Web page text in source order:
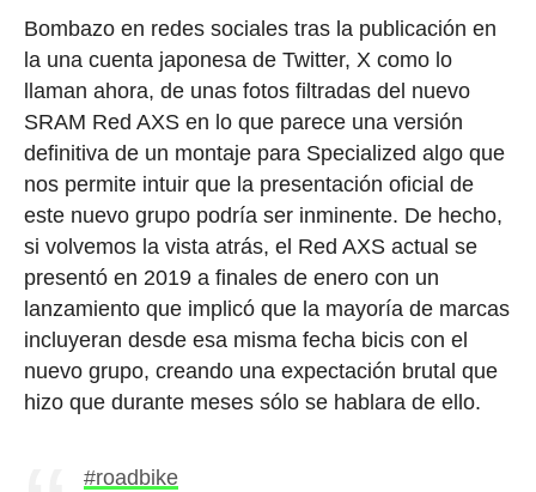
Bombazo en redes sociales tras la publicación en
la una cuenta japonesa de Twitter, X como lo
llaman ahora, de unas fotos filtradas del nuevo
SRAM Red AXS en lo que parece una versión
definitiva de un montaje para Specialized algo que
nos permite intuir que la presentación oficial de
este nuevo grupo podría ser inminente. De hecho,
si volvemos la vista atrás, el Red AXS actual se
presentó en 2019 a finales de enero con un
lanzamiento que implicó que la mayoría de marcas
incluyeran desde esa misma fecha bicis con el
nuevo grupo, creando una expectación brutal que
hizo que durante meses sólo se hablara de ello.
#roadbike